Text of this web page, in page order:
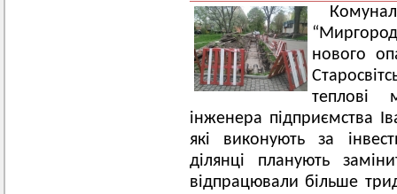
нового
теплові
інженера підприємства
які виконують за
ділянці планують
відпрацювали більше